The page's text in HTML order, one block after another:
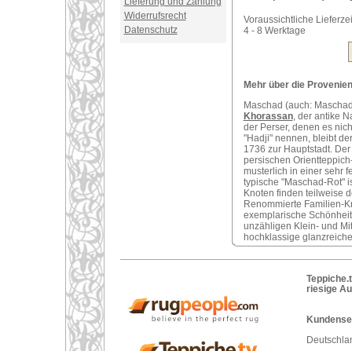
Widerrufsrecht
Datenschutz
Voraussichtliche
4 - 8 Werktage
Mehr über die
Maschad (auch:
Khorassan, der antike
der Perser, denen es
"Hadji" nennen, bleibt
1736 zur Hauptstadt.
persischen
musterlich in einer sehr
typische "Maschad-Rot"
Knoten finden teilweise
Renommierte Familien-
exemplarische
unzähligen Klein- und
hochklassige
riesige